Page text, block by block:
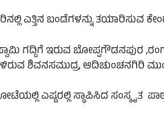
ಎತ್ತಿನ ಬಂಡೆಗಳನ್ನು ತಯಾರಿಸುವ
ಗದ್ದಿಗೆ ಇರುವ ಬೋಪ್ಪಗೌಡನಪುರ
ಶಿವನಸಮುದ್ರ, ಆದಿಚುಂಚನಗಿರಿ
ಎಷ್ಟರಲ್ಲಿ ಸ್ಥಾಪಿಸಿದ ಸಂಸ್ಕೃತ